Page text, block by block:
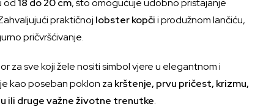
od 18 do 20 cm, što omogućuje udobno pristajanje
praktičnoj lobster kopčii produžnom lančiću,
pričvršćivanje.
za sve koji žele nositi simbol vjere u elegantnom i
kao poseban poklon za krštenje, prvu pričest, krizmu,
ili druge važne životne trenutke.